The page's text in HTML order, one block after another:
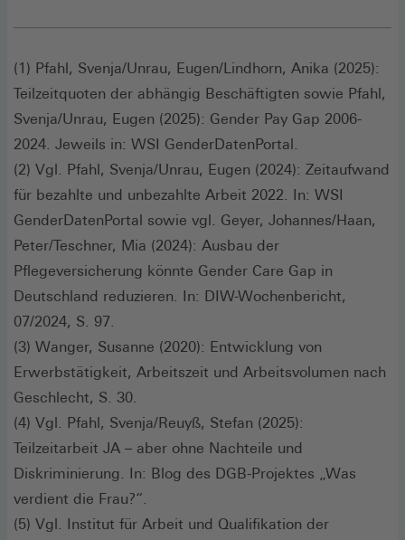
(1) Pfahl, Svenja/Unrau, Eugen/Lindhorn, Anika (2025):
Teilzeitquoten der abhängig Beschäftigten sowie Pfahl,
Svenja/Unrau, Eugen (2025): Gender Pay Gap 2006-
2024. Jeweils in: WSI GenderDatenPortal.
(2) Vgl. Pfahl, Svenja/Unrau, Eugen (2024): Zeitaufwand
für bezahlte und unbezahlte Arbeit 2022. In: WSI
GenderDatenPortal sowie vgl. Geyer, Johannes/Haan,
Peter/Teschner, Mia (2024): Ausbau der
Pflegeversicherung könnte Gender Care Gap in
Deutschland reduzieren. In: DIW-Wochenbericht,
07/2024, S. 97.
(3) Wanger, Susanne (2020): Entwicklung von
Erwerbstätigkeit, Arbeitszeit und Arbeitsvolumen nach
Geschlecht, S. 30.
(4) Vgl. Pfahl, Svenja/Reuyß, Stefan (2025):
Teilzeitarbeit JA – aber ohne Nachteile und
Diskriminierung. In: Blog des DGB-Projektes „Was
verdient die Frau?“.
(5) Vgl. Institut für Arbeit und Qualifikation der